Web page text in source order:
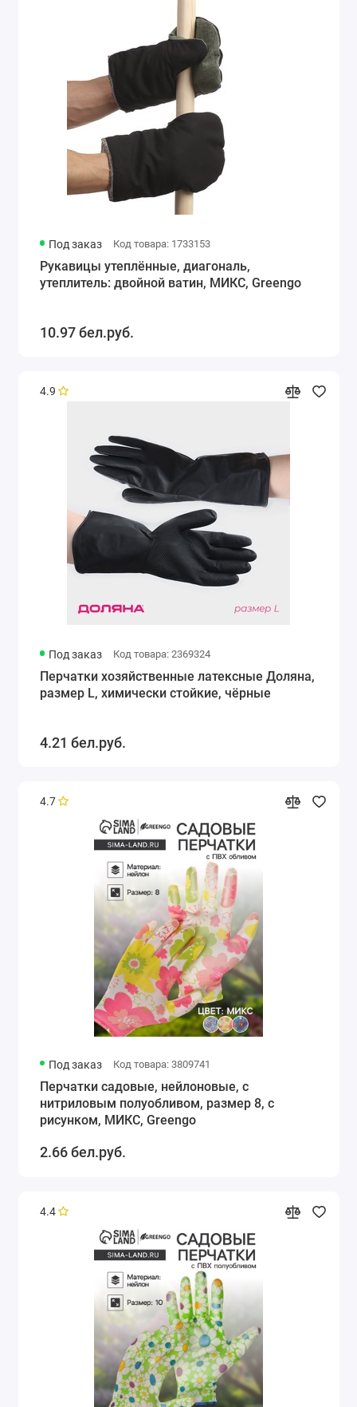
Под заказ Код товара: 1733153
Рукавицы утеплённые, диагональ,
утеплитель: двойной ватин, МИКС, Greengo
10.97 бел.руб.
4.9
Под заказ Код товара: 2369324
Перчатки хозяйственные латексные Доляна,
размер L, химически стойкие, чёрные
4.21 бел.руб.
4.7
Под заказ Код товара: 3809741
Перчатки садовые, нейлоновые, с
нитриловым полуобливом, размер 8, с
рисунком, МИКС, Greengo
2.66 бел.руб.
4.4